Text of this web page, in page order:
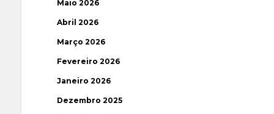
Maio 2026
Abril 2026
Março 2026
Fevereiro 2026
Janeiro 2026
Dezembro 2025